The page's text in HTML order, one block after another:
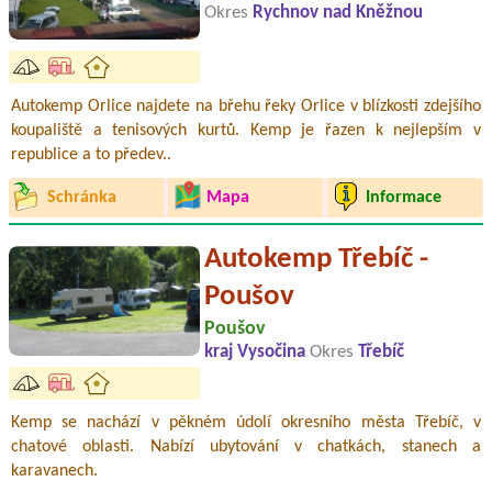
Okres Rychnov nad Kněžnou
Autokemp Orlice najdete na břehu řeky Orlice v blízkosti zdejšího
koupaliště a tenisových kurtů. Kemp je řazen k nejlepším v
republice a to předev..
Schránka Mapa Informace
Autokemp Třebíč -
Poušov
Poušov
kraj Vysočina Okres Třebíč
Kemp se nachází v pěkném údolí okresního města Třebíč, v
chatové oblasti. Nabízí ubytování v chatkách, stanech a
karavanech.